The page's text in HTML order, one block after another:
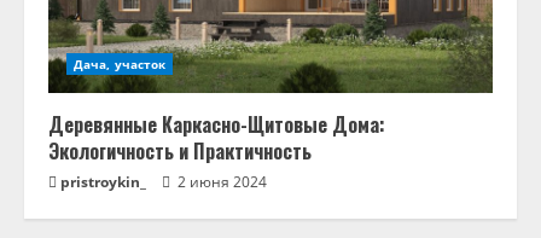
Дача, участок
Деревянные Каркасно-Щитовые Дома:
Экологичность и Практичность
pristroykin_ 2 июня 2024